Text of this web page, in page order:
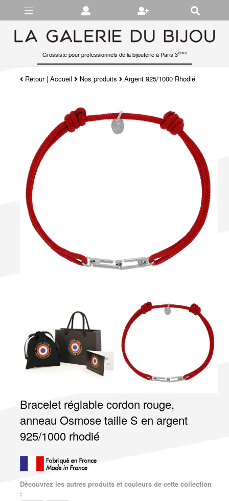
Grossiste pour professionnels de la bijouterie à Paris 3ème
Retour|Accueil Nos produits Argent 925/1000 Rhodié
Bracelet réglable cordon rouge,
anneau Osmose taille S en argent
925/1000 rhodié
Découvrez les autres produits et couleurs de cette collection
:
Gérer les préférences en matière de cookies